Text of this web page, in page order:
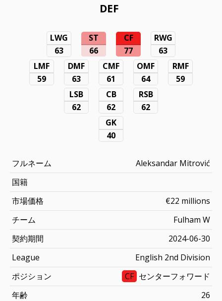
DEF
LWG
63
ST
66
CF
77
RWG
63
LMF
59
DMF
63
CMF
61
OMF
64
RMF
59
LSB
62
CB
62
RSB
62
GK
40
フルネーム
Aleksandar Mitrović
国籍
市場価格
€22 millions
チーム
Fulham W
契約期間
2024-06-30
League
English 2nd Division
ポジション
CF センターフォワード
年齢
26